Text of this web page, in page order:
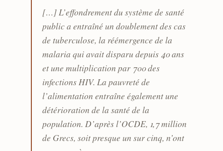
[…] L’effondrement du système de santé
public a entraîné un doublement des cas
de tuberculose, la réémergence de la
malaria qui avait disparu depuis 40 ans
et une multiplication par 700 des
infections HIV. La pauvreté de
l’alimentation entraîne également une
détérioration de la santé de la
population. D’après l’OCDE, 1,7 million
de Grecs, soit presque un sur cinq, n’ont